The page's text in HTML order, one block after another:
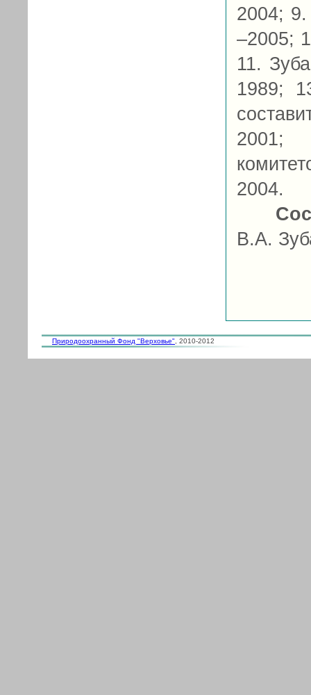
2004;
–2005;
11.
1989;
2001;
2004.
В.А.
Природоохранный Фонд "Верховье" , 2010-2012